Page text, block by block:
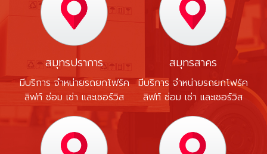
สมุทรปราการ
มีบริการ จำหน่ายรถยกโฟร์ค
ลิฟท์ ซ่อม เช่า และเซอร์วิส
สมุทรสาคร
มีบริการ จำหน่ายรถยกโฟร์ค
ลิฟท์ ซ่อม เช่า และเซอร์วิส